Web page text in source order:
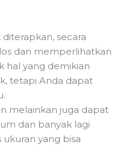
secara
dan memperlihatkan
hal yang demikian
tetapi Anda dapat
melainkan juga dapat
dan banyak lagi
ukuran yang bisa